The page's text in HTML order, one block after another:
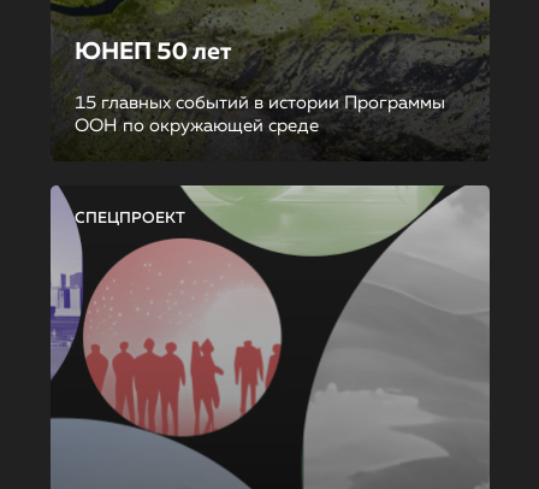
ЮНЕП 50 лет
15 главных событий в истории Программы
ООН по окружающей среде
СПЕЦПРОЕКТ